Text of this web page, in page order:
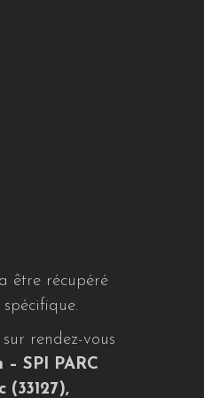
être récupéré
rendez-vous
SPI PARC
(33127),